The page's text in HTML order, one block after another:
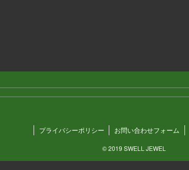
プライバシーポリシー お問い合わせフォーム
©2019 SWELL JEWEL